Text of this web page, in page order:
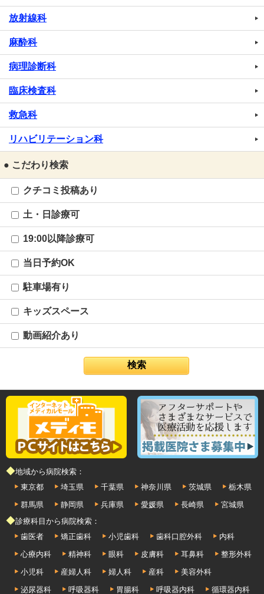
放射線科
麻酔科
病理診断科
臨床検査科
救急科
リハビリテーション科
● こだわり検索
クチコミ投稿あり
土・日診療可
19:00以降診療可
当日予約OK
駐車場有り
キッズスペース
動画紹介あり
◆地域から病院検索：
東京都
埼玉県 千葉県 神奈川県 茨城県
栃木県
群馬県
静岡県 兵庫県 愛媛県 長崎県
宮城県
◆診療科目から病院検索：
歯医者
矯正歯科 小児歯科 歯科口腔外科
内科
心療内科
精神科 眼科 皮膚科 耳鼻科
整形外科
小児科
産婦人科 婦人科 産科
美容外科
泌尿器科
呼吸器科 胃腸科 呼吸器内科 循環器内科